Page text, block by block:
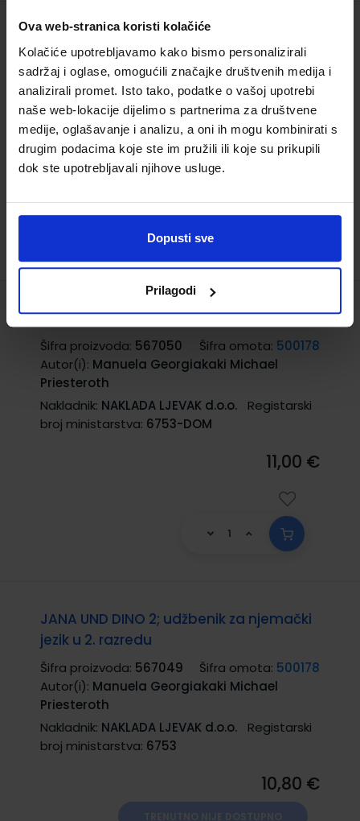
Ova web-stranica koristi kolačiće
Kolačiće upotrebljavamo kako bismo personalizirali
sadržaj i oglase, omogućili značajke društvenih medija i
analizirali promet. Isto tako, podatke o vašoj upotrebi
naše web-lokacije dijelimo s partnerima za društvene
medije, oglašavanje i analizu, a oni ih mogu kombinirati s
drugim podacima koje ste im pružili ili koje su prikupili
dok ste upotrebljavali njihove usluge.
Dopusti sve
Prilagodi
jezik, 2. razred osnovne škole, prvi strani
jezik
Šifra proizvoda:567043 Šifra omota:500178
Autor(i):Olga Swerlowa
Nakladnik:PROFIL KLETT d.o.o.
Registarski broj
ministarstva:6849
10,80 €
TRENUTNO NIJE DOSTUPNO
JANA UND DINO 2; radna bilježnica
Šifra proizvoda: 567050 Šifra omota: 500178
Autor(i): Manuela Georgiakaki Michael
Priesteroth
Nakladnik: NAKLADA LJEVAK d.o.o.
Registarski
broj ministarstva: 6753-DOM
11,00 €
JANA UND DINO 2; udžbenik za njemački
jezik u 2. razredu
Šifra proizvoda: 567049 Šifra omota: 500178
Autor(i): Manuela Georgiakaki Michael
Priesteroth
Nakladnik: NAKLADA LJEVAK d.o.o.
Registarski
broj ministarstva: 6753
10,80 €